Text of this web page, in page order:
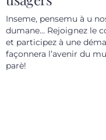
Inseme, pensemu à u
dumane… Rejoignez le
et participez à une
façonnera l’avenir du
parè!